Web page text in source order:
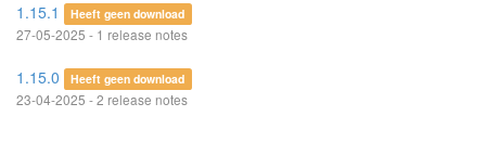
1.15.1 Heeft geen download
27-05-2025 - 1 release notes
1.15.0 Heeft geen download
23-04-2025 - 2 release notes